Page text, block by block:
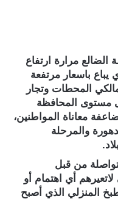
مرارة ارتفاع
يباع باسعار مرتفعة
المحطات وتجار
مستوى المحافظة
معاناة المواطنين،
والمرحلة
من قبل
أي اهتمام أو
المنزلي الذي أصبح